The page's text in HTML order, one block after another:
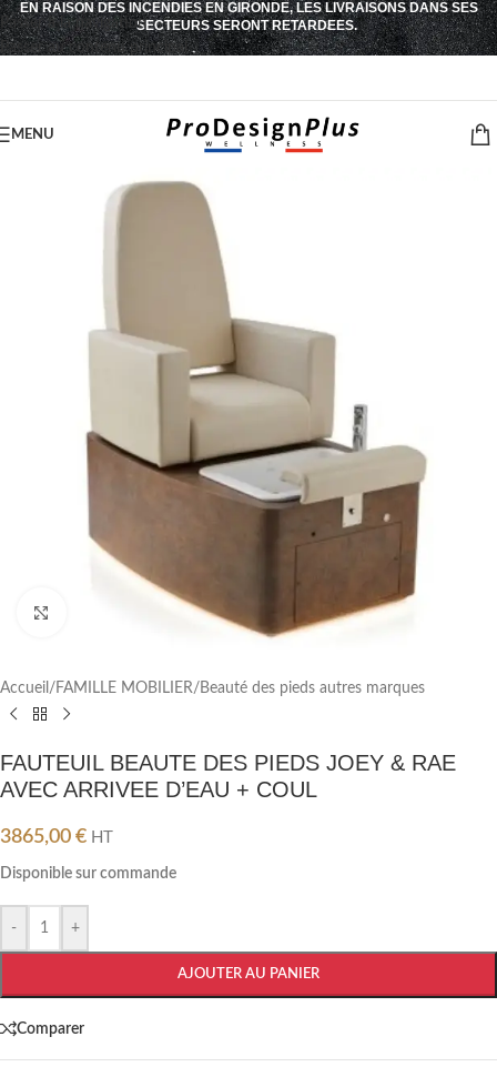
Passer à la navigation
Passer au contenu principal
EN RAISON DES INCENDIES EN GIRONDE, LES LIVRAISONS DANS SES
SECTEURS SERONT RETARDEES.
MENU
Cliquez pour agrandir
Accueil / FAMILLE MOBILIER/ Beauté des pieds autres marques
FAUTEUIL BEAUTE DES PIEDS JOEY & RAE
AVEC ARRIVEE D’EAU + COUL
3865,00 € HT
Disponible sur commande
- +
AJOUTER AU PANIER
Comparer